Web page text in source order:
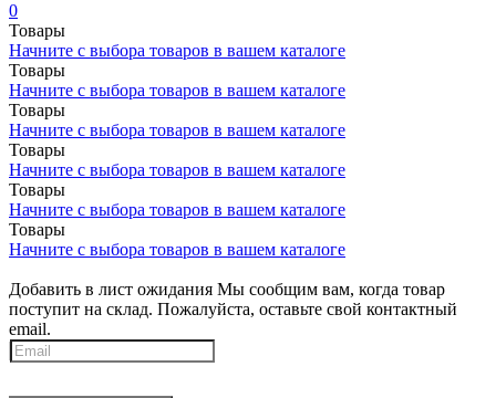
0
Товары
Начните с выбора товаров в вашем каталоге
Товары
Начните с выбора товаров в вашем каталоге
Товары
Начните с выбора товаров в вашем каталоге
Товары
Начните с выбора товаров в вашем каталоге
Товары
Начните с выбора товаров в вашем каталоге
Товары
Начните с выбора товаров в вашем каталоге
Добавить в лист ожидания Мы сообщим вам, когда товар
поступит на склад. Пожалуйста, оставьте свой контактный
email.